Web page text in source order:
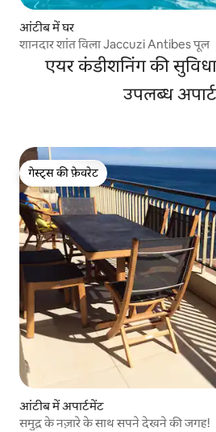
आंटीब में घर
शानदार शांत विला Jaccuzi Antibes पूल
एयर कंडीशनिंग की
उपलब्ध
गेस्ट्स की फ़ेवरेट
गेस्ट्स की फ़ेवरेट
आंटीब में अपार्टमेंट
समुद्र के नज़ारे के साथ सपने देखने की जगह!